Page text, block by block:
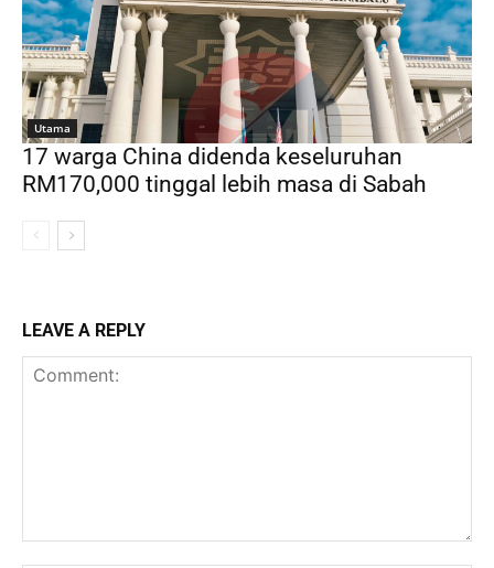
Utama
17 warga China didenda keseluruhan
RM170,000 tinggal lebih masa di Sabah
LEAVE A REPLY